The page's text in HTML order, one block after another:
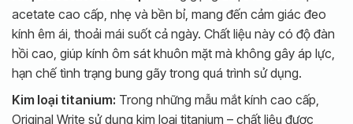
acetate cao cấp, nhẹ và bền bỉ, mang đến cảm giác đeo
kính êm ái, thoải mái suốt cả ngày. Chất liệu này có độ đàn
hồi cao, giúp kính ôm sát khuôn mặt mà không gây áp lực,
hạn chế tình trạng bung gãy trong quá trình sử dụng.
Kim loại titanium: Trong những mẫu mắt kính cao cấp,
Original Write sử dụng kim loại titanium – chất liệu được